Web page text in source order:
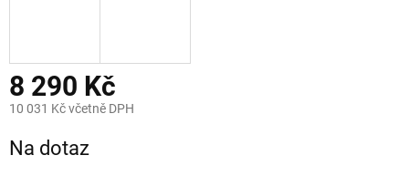
8 290 Kč
10 031 Kč včetně DPH
cena:
Na dotaz